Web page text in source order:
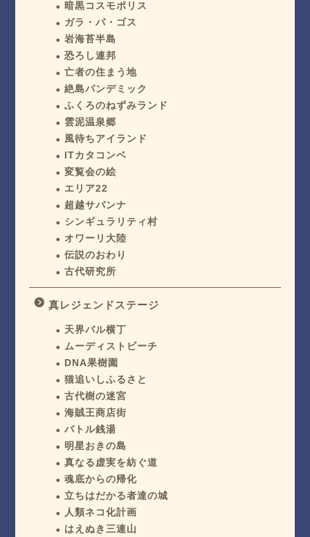
暗黒コスモポリス
ガラ・パ・ゴス
岩海苔半島
恐ろし連邦
亡者の住まう地
絶島パンデミック
ふくろのねずみランド
雲泥温泉郷
風待ちアイランド
ITカタコンベ
変覧会の絵
エリア22
超越サバンナ
シンギュラリティ村
オワーリ大陸
伝説のおわり
古代研究所
真レジェンドステージ
天界バル横丁
ムーディストビーチ
DNA果樹園
猫追いしふるさと
古代樹の迷宮
海賊王商店街
バトル銭湯
明星おきの島
真なる虚実を紡ぐ道
魂底からの帰化
立ちはだかる者達の城
人類ネコ化計画
はえぬき三連山